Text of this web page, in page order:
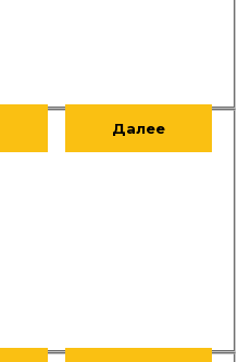
Далее